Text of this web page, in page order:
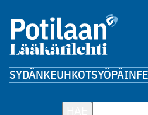
SYDÄNKEUHKOTSYÖPÄ